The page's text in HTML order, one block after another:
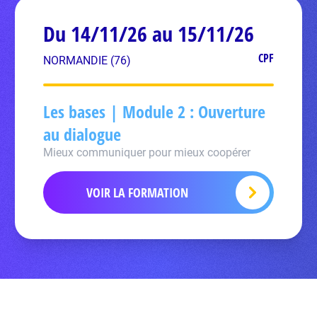
Du 14/11/26 au 15/11/26
NORMANDIE (76) CPF
Les bases | Module 2 : Ouverture
au dialogue
Mieux communiquer pour mieux coopérer
VOIR LA FORMATION